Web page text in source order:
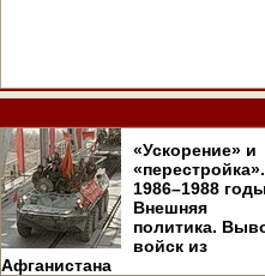
«Ускорение» и
«перестройка».
1986–1988
Внешняя
политика.
войск из
Афганистана